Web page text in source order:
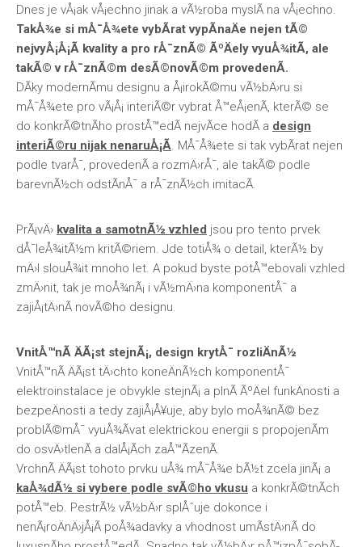
Dnes je vÅ¡ak vÅ¡echno jinak a vÃ½roba myslÃ­ na vÅ¡echno.
TakÅ¾e si mÅ¯Å¾ete vybÃ­ratvypÃ­naÄe nejen tÃ©
nejvyÅ¡Å¡Ã­ kvality a pro rÅ¯znÃ© ÃºÄely vyuÅ¾itÃ­, ale
takÃ© v rÅ¯znÃ©m desÃ©novÃ©m provedenÃ­.
DÃ­ky modernÃ­mu designu a Å¡irokÃ©mu vÃ½bÄ›ru si
mÅ¯Å¾ete pro vÃ¡Å¡ interiÃ©r vybrat Å™eÅ¡enÃ­, kterÃ© se
do konkrÃ©tnÃ­ho prostÅ™edÃ­ nejvÃ­ce hodÃ­ a design
interiÃ©ru nijak nenaruÅ¡Ã­. MÅ¯Å¾ete si tak vybÃ­rat nejen
podle tvarÅ¯, provedenÃ­ a rozmÄ›rÅ¯, ale takÃ© podle
barevnÃ½ch odstÃ­nÅ¯ a rÅ¯znÃ½ch imitacÃ­.
PrÃ¡vÄ› kvalita a samotnÃ½ vzhled jsou pro tento prvek
dÅ¯leÅ¾itÃ½m kritÃ©riem. Jde totiÅ¾ o detail, kterÃ½ by
mÄ›l slouÅ¾it mnoho let. A pokud byste potÅ™ebovali vzhled
zmÄ›nit, tak je moÅ¾nÃ¡ i vÃ½mÄ›na komponentÅ¯ a
zajiÅ¡tÄ›nÃ­ novÃ©ho designu.
VnitÅ™nÃ­ ÄÃ¡st stejnÃ¡, design krytÅ¯ rozliÄnÃ½
VnitÅ™nÃ­ ÄÃ¡st tÄ›chto koneÄnÃ½ch komponentÅ¯
elektroinstalace je obvykle stejnÃ¡ a plnÃ­ ÃºÄel funkÄnosti a
bezpeÄnosti a tedy zajiÅ¡Å¥uje, aby bylo moÅ¾nÃ© bez
problÃ©mÅ¯ vyuÅ¾Ã­vat elektrickou energii s propojenÃ­m
do osvÄ›tlenÃ­ a dalÅ¡Ã­ch zaÅ™Ã­zenÃ­.
VrchnÃ­ ÄÃ¡st tohoto prvku uÅ¾ mÅ¯Å¾e bÃ½t zcela jinÃ¡ a
kaÅ¾dÃ½ si vybere podle svÃ©ho vkusu a konkrÃ©tnÃ­ch
potÅ™eb. PestrÃ½ vÃ½bÄ›r splÅˆuje dokonce i
nenÃ¡roÄnÄ›jÅ¡Ã­ poÅ¾adavky a vhodnost umÃ­stÄ›nÃ­ do